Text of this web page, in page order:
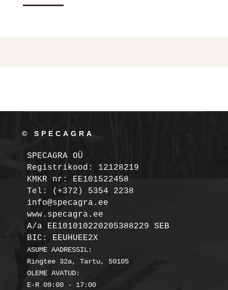
© SPECAGRA
SPECAGRA OÜ
Registrikood: 12128219
KMKR nr: EE101522458
Tel: (+372) 5354 2238
info@specagra.ee
A/a EE101010220205388229 SEB
BIC: EEUHUEE2X
ASUME AADRESSIL:
Ringtee 32a, Tartu, 50105
OLEME AVATUD:
E-R 09:00 - 17:00